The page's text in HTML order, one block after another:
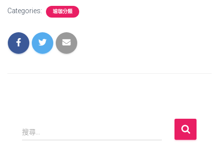
Categories: 瑜珈分類
搜
尋
搜尋...